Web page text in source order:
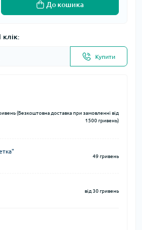
До кошика
клік:
Купити
(Безкоштовна доставка при замовленні від
1500 гривень)
49 гривень
від 30 гривень